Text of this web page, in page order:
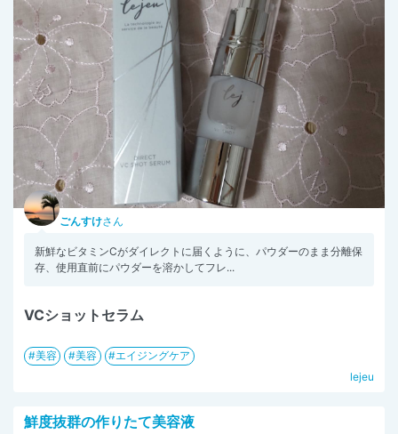
ごんすけさん
新鮮なビタミンCがダイレクトに届くように、パウダーのまま分離保
存、使用直前にパウダーを溶かしてフレ...
VCショットセラム
美容 美容
エイジングケア
lejeu
鮮度抜群の作りたて美容液